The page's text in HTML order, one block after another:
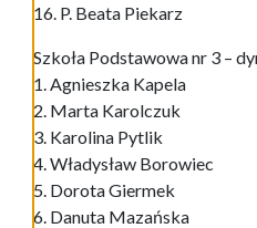
16. P. Beata Piekarz
Szkoła Podstawowa nr 3 –
1. Agnieszka Kapela
2. Marta Karolczuk
3. Karolina Pytlik
4. Władysław Borowiec
5. Dorota Giermek
6. Danuta Mazańska